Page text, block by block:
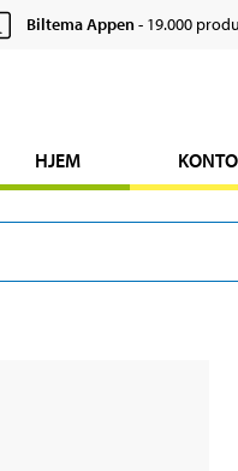
Biltema Appen- 19.000
HJEM